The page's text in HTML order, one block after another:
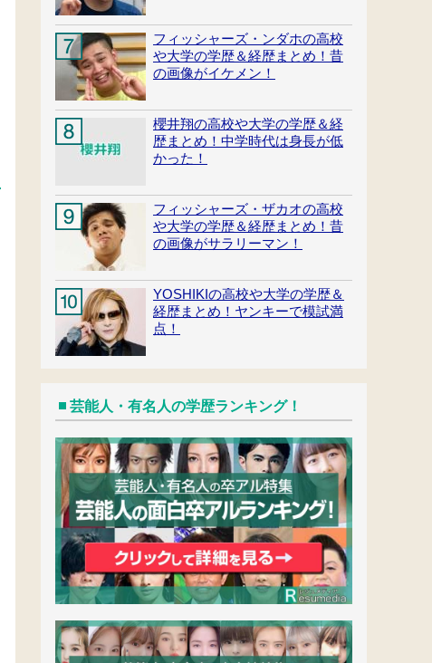
フィッシャーズ・ンダホの高校
や大学の学歴＆経歴まとめ！昔
の画像がイケメン！
櫻井翔の高校や大学の学歴＆経
歴まとめ！中学時代は身長が低
かった！
フィッシャーズ・ザカオの高校
や大学の学歴＆経歴まとめ！昔
の画像がサラリーマン！
YOSHIKIの高校や大学の学歴＆
経歴まとめ！ヤンキーで模試満
点！
芸能人・有名人の学歴ランキング！